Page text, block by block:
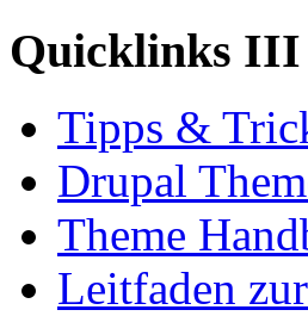
Quicklinks III
Tipps &
Drupal
Theme
Leitfaden